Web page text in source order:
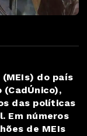
do país
das políticas
Em números
de MEIs